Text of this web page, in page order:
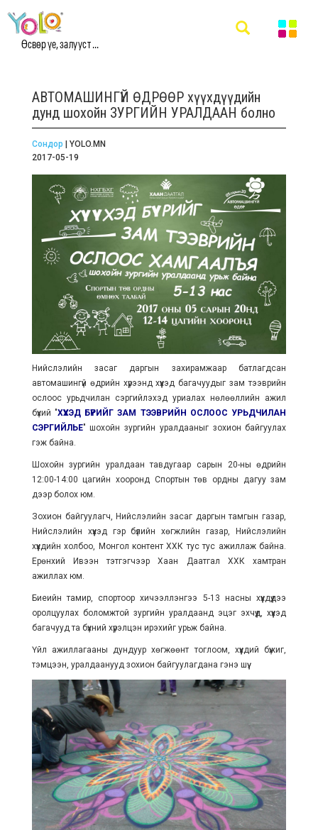
Өсвөр үе, залууст ...
АВТОМАШИНГҮЙ ӨДРӨӨР хүүхдүүдийн
дунд шохойн ЗУРГИЙН УРАЛДААН болно
Сондор | YOLO.MN
2017-05-19
Нийслэлийн засаг даргын захирамжаар батлагдсан
автомашингүй өдрийн хүрээнд хүүхэд багачуудыг зам тээврийн
ослоос урьдчилан сэргийлэхэд уриалах нөлөөллийн ажил
бүхий "ХҮҮХЭД БҮРИЙГ ЗАМ ТЭЭВРИЙН ОСЛООС УРЬДЧИЛАН
СЭРГИЙЛЬЕ" шохойн зургийн уралдааныг зохион байгуулах
гэж байна.
Шохойн зургийн уралдаан тавдугаар сарын 20-ны өдрийн
12:00-14:00 цагийн хооронд Спортын төв ордны дагуу зам
дээр болох юм.
Зохион байгуулагч, Нийслэлийн засаг даргын тамгын газар,
Нийслэлийн хүүхэд гэр бүлийн хөгжлийн газар, Нийслэлийн
хүүхдийн холбоо, Монгол контент ХХК тус тус ажиллаж байна.
Ерөнхий Ивээн тэтгэгчээр Хаан Даатгал ХХК хамтран
ажиллах юм.
Биеийн тамир, спортоор хичээллэнгээ 5-13 насны хүүхдүүдээ
оролцуулах боломжтой зургийн уралдаанд эцэг эхчүүд, хүүхэд
багачууд та бүхний хүрэлцэн ирэхийг урьж байна.
Үйл ажиллагааны дундуур хөгжөөнт тоглоом, хүүхдий бүжиг,
тэмцээн, уралдаанууд зохион байгуулагдана гэнэ шүү.